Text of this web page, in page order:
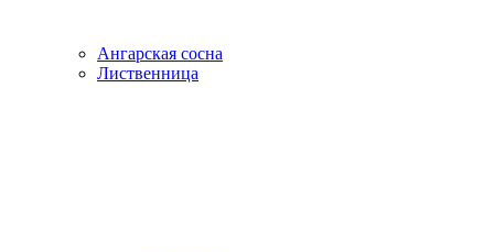
Ангарская сосна
Лиственница